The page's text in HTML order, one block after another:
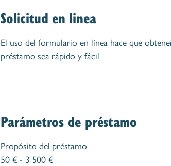
Solicitud en linea
El uso del formulario en línea hace que
préstamo sea rápido y fácil
Parámetros de préstamo
Propósito del préstamo
50 € - 3 500 €